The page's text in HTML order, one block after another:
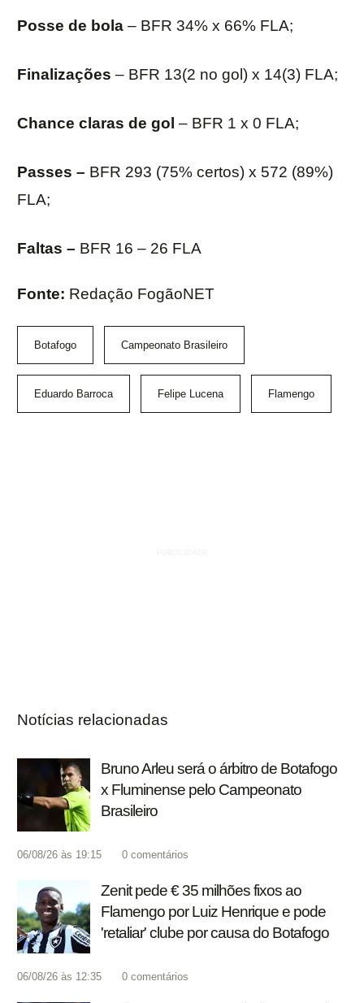
Posse de bola – BFR 34% x 66% FLA;
Finalizações – BFR 13(2 no gol) x 14(3) FLA;
Chance claras de gol – BFR 1 x 0 FLA;
Passes – BFR 293 (75% certos) x 572 (89%)
FLA;
Faltas – BFR 16 – 26 FLA
Fonte: Redação FogãoNET
Botafogo Campeonato Brasileiro
Eduardo Barroca Felipe Lucena Flamengo
Notícias relacionadas
Bruno Arleu será o árbitro de Botafogo
x Fluminense pelo Campeonato
Brasileiro
06/08/26 às 19:15 0 comentários
Zenit pede € 35 milhões fixos ao
Flamengo por Luiz Henrique e pode
'retaliar' clube por causa do Botafogo
06/08/26 às 12:35 0 comentários